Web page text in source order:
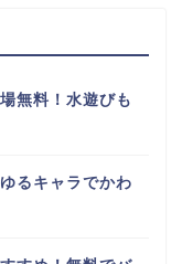
無料！水遊びも
るキャラでかわ